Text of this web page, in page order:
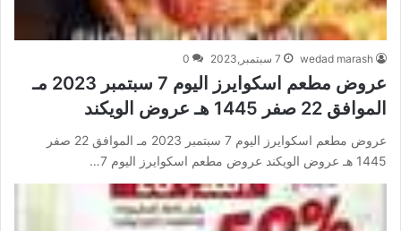
wedad marash 7 سبتمبر,2023 0
عروض مطعم اسكوايرز اليوم 7 سبتمبر 2023 مـ
الموافق 22 صفر 1445 هـ عروض الويكند
عروض مطعم اسكوايرز اليوم 7 سبتمبر 2023 مـ الموافق 22 صفر
1445 هـ عروض الويكند عروض مطعم اسكوايرز اليوم 7…